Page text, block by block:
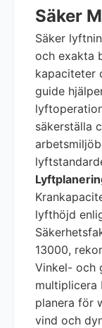
Säker
Säker
och exakta
kapaciteter
guide
säkerställa
lyfthöjd
13000,
Vinkel- och
multiplicera
planera för
vind och